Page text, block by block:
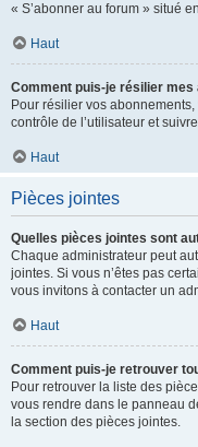
« S’abonner au forum » situé
Haut
Comment puis-je résilier mes
Pour résilier vos
contrôle de l’utilisateur et
Haut
Pièces jointes
Quelles pièces jointes sont
Chaque administrateur peut
jointes. Si vous n’êtes pas
vous invitons à contacter un
Haut
Comment puis-je retrouver
Pour retrouver la liste des
vous rendre dans le panneau
la section des pièces jointes.